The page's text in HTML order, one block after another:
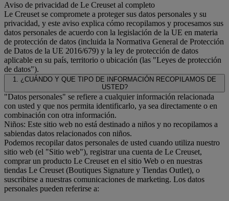
Aviso de privacidad de Le Creuset al completo
Le Creuset se compromete a proteger sus datos personales y su
privacidad, y este aviso explica cómo recopilamos y procesamos sus
datos personales de acuerdo con la legislación de la UE en materia
de protección de datos (incluida la Normativa General de Protección
de Datos de la UE 2016/679) y la ley de protección de datos
aplicable en su país, territorio o ubicación (las "Leyes de protección
de datos").
1. ¿CUÁNDO Y QUE TIPO DE INFORMACIÓN RECOPILAMOS DE
USTED?
"Datos personales" se refiere a cualquier información relacionada
con usted y que nos permita identificarlo, ya sea directamente o en
combinación con otra información.
Niños: Este sitio web no está destinado a niños y no recopilamos a
sabiendas datos relacionados con niños.
Podemos recopilar datos personales de usted cuando utiliza nuestro
sitio web (el "Sitio web"), registrar una cuenta de Le Creuset,
comprar un producto Le Creuset en el sitio Web o en nuestras
tiendas Le Creuset (Boutiques Signature y Tiendas Outlet), o
suscribirse a nuestras comunicaciones de marketing. Los datos
personales pueden referirse a: